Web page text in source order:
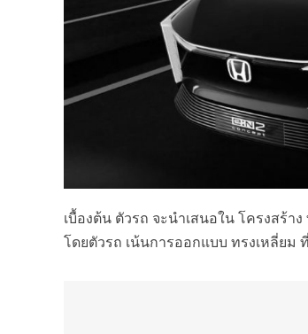
เบื้องต้น ตัวรถ จะนำเสนอใน โครงสร้
โดยตัวรถ เน้นการออกแบบ ทรงเหลี่ย